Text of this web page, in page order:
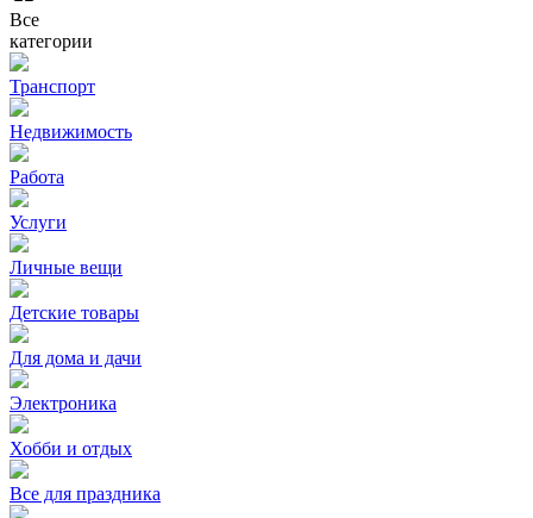
Все
категории
Транспорт
Недвижимость
Работа
Услуги
Личные вещи
Детские товары
Для дома и дачи
Электроника
Хобби и отдых
Все для праздника